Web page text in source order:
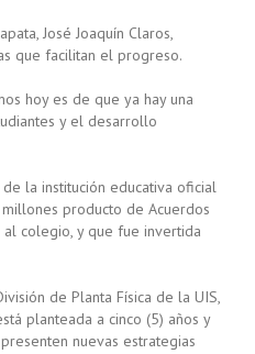
José Joaquín Claros,
que facilitan el progreso.
hoy es de que ya hay una
y el desarrollo
la institución educativa oficial
producto de Acuerdos
colegio, y que fue invertida
de Planta Física de la UIS,
planteada a cinco (5) años y
nuevas estrategias